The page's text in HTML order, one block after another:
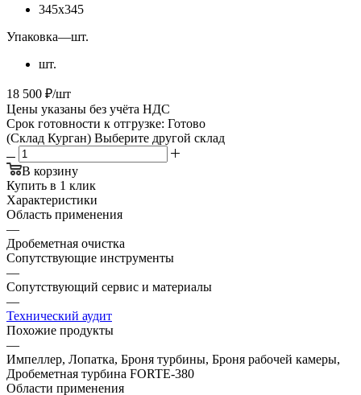
345x345
Упаковка—шт.
шт.
18 500 ₽/шт
Цены указаны без учёта НДС
Срок готовности к отгрузке: Готово
(Склад Курган) Выберите другой склад
В корзину
Купить в 1 клик
Характеристики
Область применения
—
Дробеметная очистка
Сопутствующие инструменты
—
Сопутствующий сервис и материалы
—
Технический аудит
Похожие продукты
—
Импеллер, Лопатка, Броня турбины, Броня рабочей камеры,
Дробеметная турбина FORTE-380
Области применения